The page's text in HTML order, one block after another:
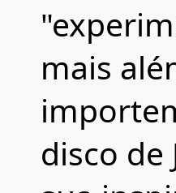
mais
disco de